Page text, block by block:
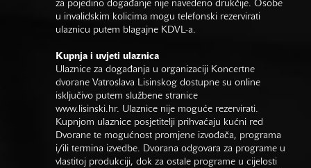
za pojedino događanje nije navedeno drukčije. Osobe
u invalidskim kolicima mogu telefonski rezervirati
ulaznicu putem blagajne KDVL-a.
Kupnja i uvjeti ulaznica
Ulaznice za događanja u organizaciji Koncertne
dvorane Vatroslava Lisinskog dostupne su online
isključivo putem službene stranice
www.lisinski.hr. Ulaznice nije moguće rezervirati.
Kupnjom ulaznice posjetitelji prihvaćaju kućni red
Dvorane te mogućnost promjene izvođača, programa
i/ili termina izvedbe. Dvorana odgovara za programe u
vlastitoj produkciji, dok za ostale programe u cijelosti